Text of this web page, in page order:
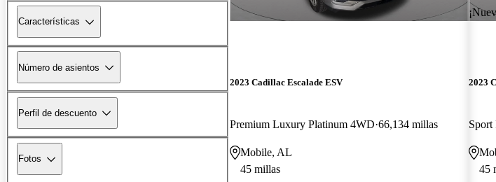
Características
Número de asientos
Perfil de descuento
Fotos
2023 Cadillac Escalade ESV
Premium Luxury Platinum 4WD 66,134 millas
Mobile, AL
45 millas
2023
Sport
45